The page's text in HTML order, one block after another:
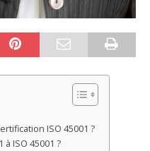
ISO 45001 ?
à ISO 45001 ?